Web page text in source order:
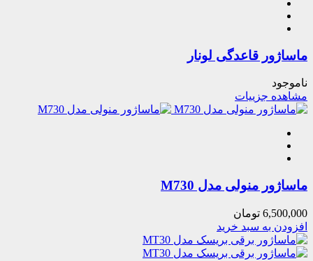
ماساژور قاعدگی لونار
ناموجود
مشاهده جزییات
ماساژور منولی مدل M730
6,500,000 تومان
افزودن به سبد خرید